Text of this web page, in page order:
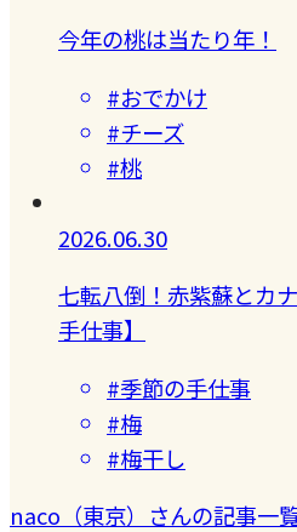
今年の桃は当たり年！
#おでかけ
#チーズ
#桃
2026.06.30
七転八倒！赤紫蘇とカ
手仕事】
#季節の手仕事
#梅
#梅干し
naco（東京）さんの記事一